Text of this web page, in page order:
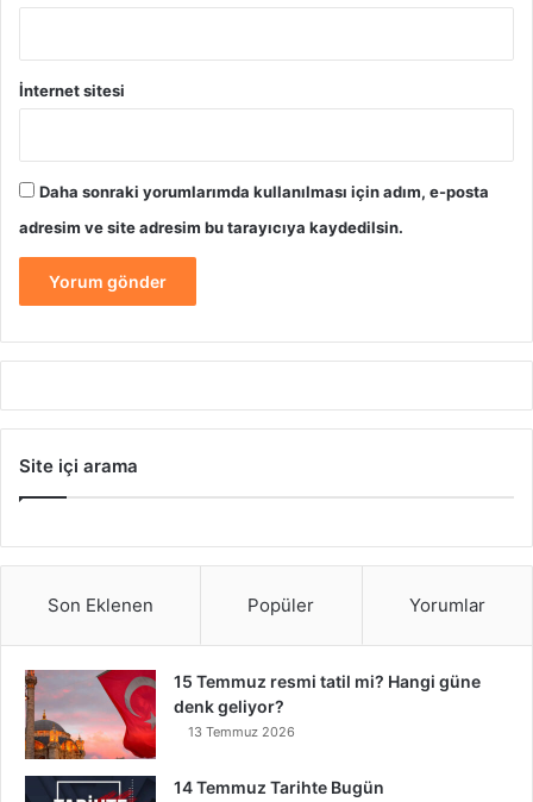
İnternet sitesi
Daha sonraki yorumlarımda kullanılması için adım, e-posta
adresim ve site adresim bu tarayıcıya kaydedilsin.
Site içi arama
Son Eklenen Popüler Yorumlar
15 Temmuz resmi tatil mi? Hangi güne
denk geliyor?
13 Temmuz 2026
14 Temmuz Tarihte Bugün